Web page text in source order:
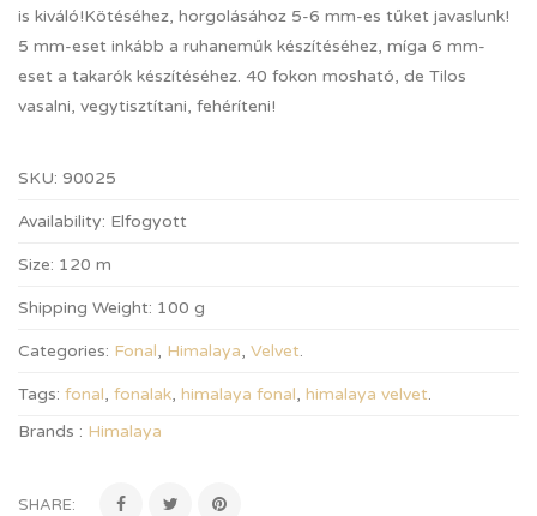
is kiváló!Kötéséhez, horgolásához 5-6 mm-es tűket javaslunk!
5 mm-eset inkább a ruhaneműk készítéséhez, míga 6 mm-
eset a takarók készítéséhez. 40 fokon mosható, de Tilos
vasalni, vegytisztítani, fehéríteni!
SKU: 90025
Availability: Elfogyott
Size: 120 m
Shipping Weight: 100 g
Categories: Fonal, Himalaya, Velvet.
Tags: fonal, fonalak, himalaya fonal, himalaya velvet.
Brands : Himalaya
SHARE: